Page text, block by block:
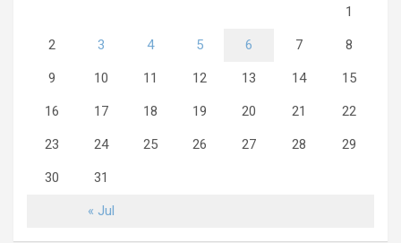
« Jul
1
2 3 4 5 6 7 8
9 10 11 12 13 14 15
16 17 18 19 20 21 22
23 24 25 26 27 28 29
30 31